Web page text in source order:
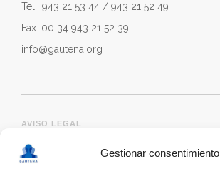
Gestionar consentimiento
Tel.: 943 21 53 44 / 943 21 52 49
Fax: 00 34 943 21 52 39
info@gautena.org
AVISO LEGAL